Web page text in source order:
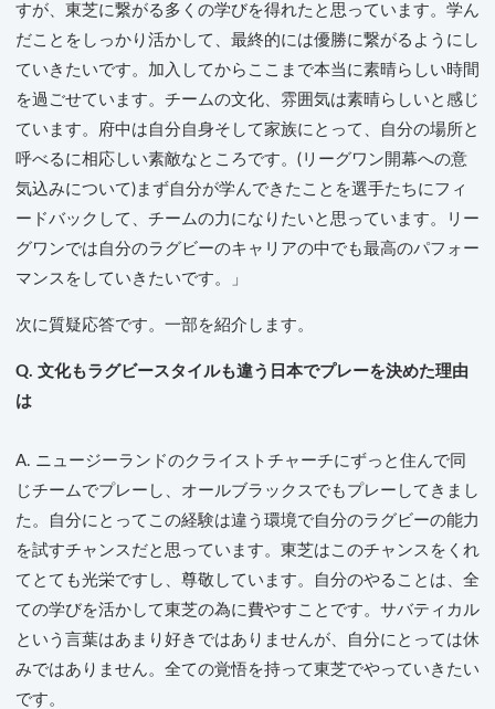
すが、東芝に繋がる多くの学びを得れたと思っています。学ん
だことをしっかり活かして、最終的には優勝に繋がるようにし
ていきたいです。加入してからここまで本当に素晴らしい時間
を過ごせています。チームの文化、雰囲気は素晴らしいと感じ
ています。府中は自分自身そして家族にとって、自分の場所と
呼べるに相応しい素敵なところです。(リーグワン開幕への意
気込みについて)まず自分が学んできたことを選手たちにフィ
ードバックして、チームの力になりたいと思っています。リー
グワンでは自分のラグビーのキャリアの中でも最高のパフォー
マンスをしていきたいです。」
次に質疑応答です。一部を紹介します。
Q. 文化もラグビースタイルも違う日本でプレーを決めた理由
は
A. ニュージーランドのクライストチャーチにずっと住んで同
じチームでプレーし、オールブラックスでもプレーしてきまし
た。自分にとってこの経験は違う環境で自分のラグビーの能力
を試すチャンスだと思っています。東芝はこのチャンスをくれ
てとても光栄ですし、尊敬しています。自分のやることは、全
ての学びを活かして東芝の為に費やすことです。サバティカル
という言葉はあまり好きではありませんが、自分にとっては休
みではありません。全ての覚悟を持って東芝でやっていきたい
です。